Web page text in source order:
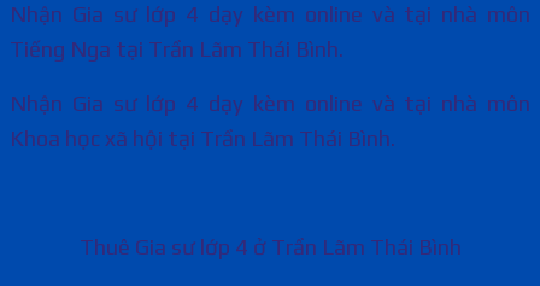
Nhận Gia sư lớp 4 dạy kèm online và tại nhà môn
Tiếng Nga tại Trần Lãm Thái Bình.
Nhận Gia sư lớp 4 dạy kèm online và tại nhà môn
Khoa học xã hội tại Trần Lãm Thái Bình.
Thuê Gia sư lớp 4 ở Trần Lãm Thái Bình